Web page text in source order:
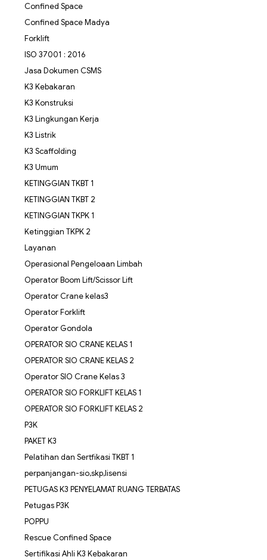
Confined Space
Confined Space Madya
Forklift
ISO 37001 : 2016
Jasa Dokumen CSMS
K3 Kebakaran
K3 Konstruksi
K3 Lingkungan Kerja
K3 Listrik
K3 Scaffolding
K3 Umum
KETINGGIAN TKBT 1
KETINGGIAN TKBT 2
KETINGGIAN TKPK 1
Ketinggian TKPK 2
Layanan
Operasional Pengeloaan Limbah
Operator Boom Lift/Scissor Lift
Operator Crane kelas3
Operator Forklift
Operator Gondola
OPERATOR SIO CRANE KELAS 1
OPERATOR SIO CRANE KELAS 2
Operator SIO Crane Kelas 3
OPERATOR SIO FORKLIFT KELAS 1
OPERATOR SIO FORKLIFT KELAS 2
P3K
PAKET K3
Pelatihan dan Sertfikasi TKBT 1
perpanjangan-sio,skp,lisensi
PETUGAS K3 PENYELAMAT RUANG TERBATAS
Petugas P3K
POPPU
Rescue Confined Space
Sertifikasi Ahli K3 Kebakaran